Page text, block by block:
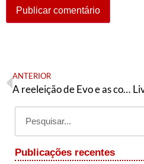
ANTERIOR
A reeleição de Evo e as contestações da vitória
Publicações recentes